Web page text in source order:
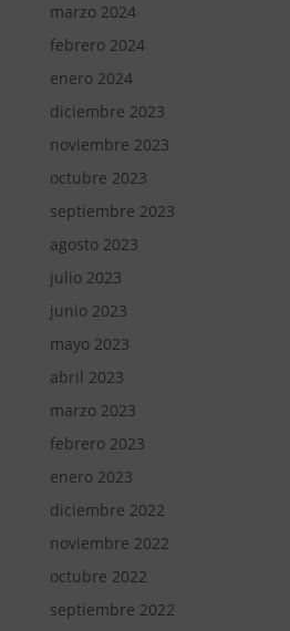
marzo 2024
febrero 2024
enero 2024
diciembre 2023
noviembre 2023
octubre 2023
septiembre 2023
agosto 2023
julio 2023
junio 2023
mayo 2023
abril 2023
marzo 2023
febrero 2023
enero 2023
diciembre 2022
noviembre 2022
octubre 2022
septiembre 2022